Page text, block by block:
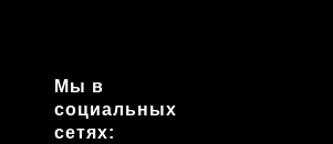
Мы в
социальных
сетях: